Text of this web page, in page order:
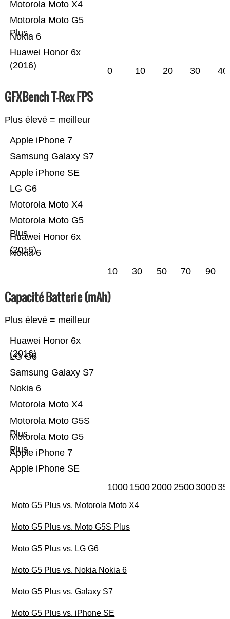
Huawei Honor 6x
(2016)
Nokia 6
Motorola Moto G5
Plus
Motorola Moto X4
0 10 20 30 40
GFXBench T-Rex FPS
Plus élevé = meilleur
Nokia 6
Huawei Honor 6x
(2016)
Motorola Moto G5
Plus
Motorola Moto X4
LG G6
Apple iPhone SE
Samsung Galaxy S7
Apple iPhone 7
10 30 50 70 90
Capacité Batterie (mAh)
Plus élevé = meilleur
Apple iPhone SE
Apple iPhone 7
Motorola Moto G5
Plus
Motorola Moto G5S
Plus
Motorola Moto X4
Nokia 6
Samsung Galaxy S7
LG G6
Huawei Honor 6x
(2016)
1000 1500200025003000
Moto G5 Plus vs. Motorola Moto X4
Moto G5 Plus vs. Moto G5S Plus
Moto G5 Plus vs. LG G6
Moto G5 Plus vs. Nokia Nokia 6
Moto G5 Plus vs. Galaxy S7
Moto G5 Plus vs. iPhone SE